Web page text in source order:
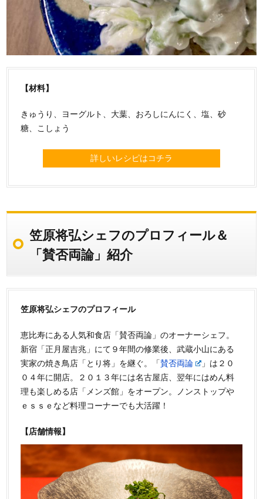
【材料】
きゅうり、ヨーグルト、大葉、おろしにんにく、塩、砂
糖、こしょう
詳しいレシピはコチラ
笠原将弘シェフのプロフィール＆
「賛否両論」紹介
笠原将弘シェフのプロフィール
恵比寿にある人気和食店「賛否両論」のオーナーシェフ。
新宿「正月屋吉兆」にて９年間の修業後、武蔵小山にある
実家の焼き鳥店「とり将」を継ぐ。「賛否両論
」は２０
０４年に開店。２０１３年には名古屋店、翌年にはめん料
理も楽しめる店「メンズ館」をオープン。ノンストップや
ｅｓｓｅなど料理コーナーでも大活躍！
【店舗情報】